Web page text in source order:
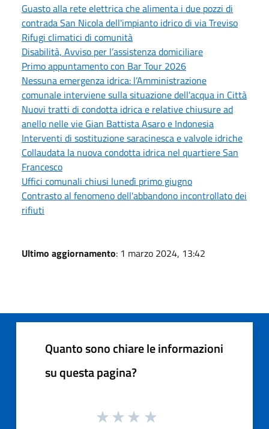
Guasto alla rete elettrica che alimenta i due pozzi di
contrada San Nicola dell'impianto idrico di via Treviso
Rifugi climatici di comunità
Disabilità, Avviso per l’assistenza domiciliare
Primo appuntamento con Bar Tour 2026
Nessuna emergenza idrica: l’Amministrazione
comunale interviene sulla situazione dell'acqua in Città
Nuovi tratti di condotta idrica e relative chiusure ad
anello nelle vie Gian Battista Asaro e Indonesia
Interventi di sostituzione saracinesca e valvole idriche
Collaudata la nuova condotta idrica nel quartiere San
Francesco
Uffici comunali chiusi lunedì primo giugno
Contrasto al fenomeno dell'abbandono incontrollato dei
rifiuti
Ultimo aggiornamento: 1 marzo 2024, 13:42
Quanto sono chiare le informazioni
su questa pagina?